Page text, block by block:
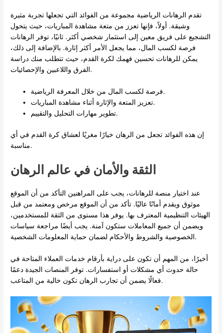
تقدم الرهانات الرياضية مجموعة من الفوائد التي تجعلها تجربة مثيرة
وشيقة. أولاً، فإنها تعزز من متعة مشاهدة المباريات، حيث يتحول
التشجيع على فريق معين إلى استثمار شخصي أكثر. ثانيًا، توفر الرهانات
فرصة لكسب المال، مما يجعل الأمر أكثر إثارة. بالإضافة إلى ذلك،
يمكن للرهانات تحسين فهمك لكرة القدم، حيث تتطلب منك دراسة
الفرق واللاعبين والإحصائيات.
فرصة لكسب المال من خلال المعرفة الرياضية.
تعزيز المتعة والإثارة أثناء مشاهدة المباريات.
تطوير مهارات التحليل والتقييم.
إن هذه الفوائد تجعل من الرهان خيارًا مغريًا لعشاق كرة القدم في أي
مناسبة.
الثقة والأمان في عالم الرهان
عند اختيار منصة للرهانات، يجب على المراهنين التأكد من أن الموقع
موثوق ويقدم أمانًا عاليًا. تأكد من أن الموقع مرخص ومعتمد من قبل
الهيئات التنظيمية المعترف بها. يوفر هذا مستوى من الثقة للمستخدمين،
ويضمن أن جميع المعاملات ستكون آمنة. يجب أيضًا مراجعة سياسات
الخصوصية والشروط والأحكام لضمان حماية المعلومات الشخصية.
أخيرًا، من المهم أن تكون على دراية بأرقام خدمات العملاء المتاحة في
حالة حدوث أي مشكلات أو استفسارات. توفر المنصات الجيدة دعمًا
فعالًا يضمن أن تجارب الرهان تكون خالية من المتاعب.